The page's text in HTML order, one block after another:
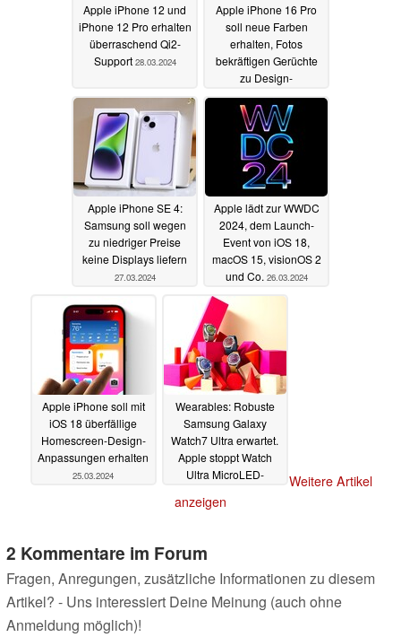
Apple iPhone 12 und
iPhone 12 Pro erhalten
überraschend Qi2-
Support 28.03.2024
Apple iPhone 16 Pro
soll neue Farben
erhalten, Fotos
bekräftigen Gerüchte
zu Design-
Neuerungen27.03.2024
Apple iPhone SE 4:
Samsung soll wegen
zu niedriger Preise
keine Displays liefern
27.03.2024
Apple lädt zur WWDC
2024, dem Launch-
Event von iOS 18,
macOS 15, visionOS 2
und Co. 26.03.2024
Apple iPhone soll mit
iOS 18 überfällige
Homescreen-Design-
Anpassungen erhalten
25.03.2024
Wearables: Robuste
Samsung Galaxy
Watch7 Ultra erwartet.
Apple stoppt Watch
Ultra MicroLED-
24.03.2024
Weitere Artikel
anzeigen
2 Kommentare im Forum
Fragen, Anregungen, zusätzliche Informationen zu diesem
Artikel? - Uns interessiert Deine Meinung (auch ohne
Anmeldung möglich)!